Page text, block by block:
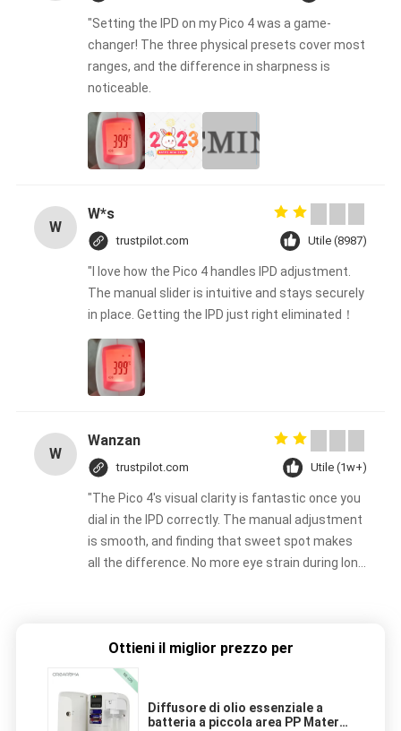
"Setting the IPD on my Pico 4 was a game-
changer! The three physical presets cover most
ranges, and the difference in sharpness is
noticeable.
W
W*s
trustpilot.com Utile (8987)
"I love how the Pico 4 handles IPD adjustment.
The manual slider is intuitive and stays securely
in place. Getting the IPD just right eliminated！
W
Wanzan
trustpilot.com Utile (1w+)
"The Pico 4's visual clarity is fantastic once you
dial in the IPD correctly. The manual adjustment
is smooth, and finding that sweet spot makes
all the difference. No more eye strain during long
manual adjustment is smooth, and finding that
sweet spot makes all the difference. No more
eye strain during long sessions. Highly
recommend taking the time to set it up
Ottieni il miglior prezzo per
Diffusore di olio essenziale a
batteria a piccola area PP Materail